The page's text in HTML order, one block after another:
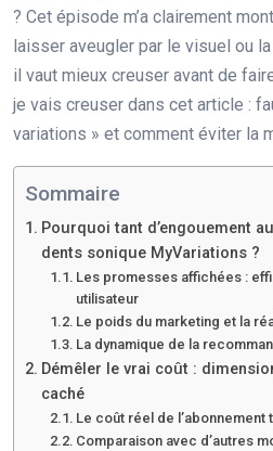
? Cet épisode m’a clairement
laisser aveugler par le visuel ou
il vaut mieux creuser avant de
je vais creuser dans cet article :
variations » et comment éviter la
Sommaire
Pourquoi tant d’engouement
dents sonique MyVariations ?
Les promesses affichées :
utilisateur
Le poids du marketing et la
La dynamique de la
Démêler le vrai coût :
caché
Le coût réel de
Comparaison avec d’autres